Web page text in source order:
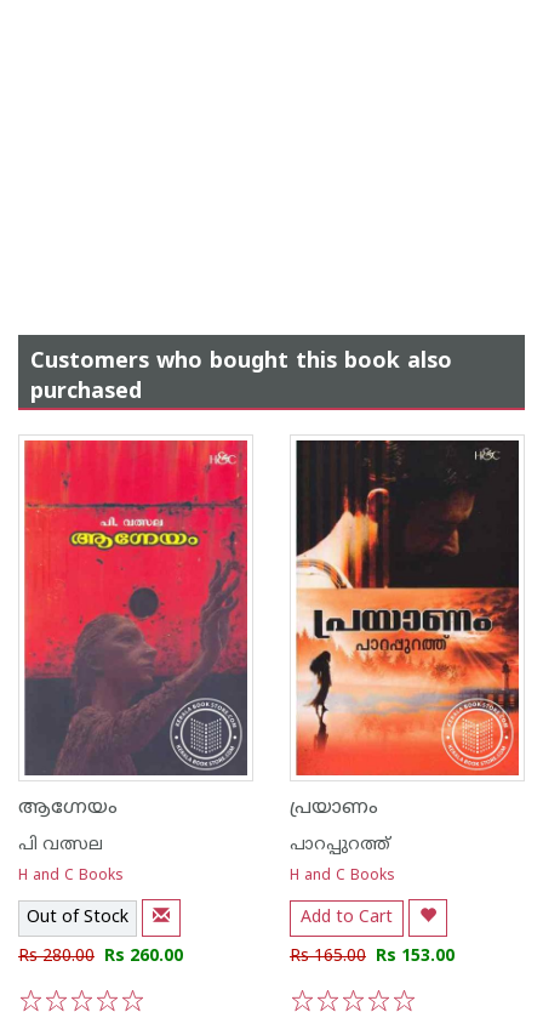
Customers who bought this book also
purchased
ആഗ്നേയം
പി വത്സല
H and C Books
Out of Stock
Rs 280.00 Rs 260.00
പ്രയാണം
പാറപ്പുറത്ത്‌
H and C Books
Add to Cart
Rs 165.00 Rs 153.00